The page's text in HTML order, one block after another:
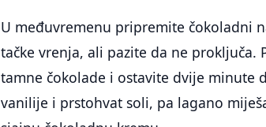
U međuvremenu pripremite čokoladni
tačke vrenja, ali pazite da ne proključa.
tamne čokolade i ostavite dvije minute
vanilije i prstohvat soli, pa lagano